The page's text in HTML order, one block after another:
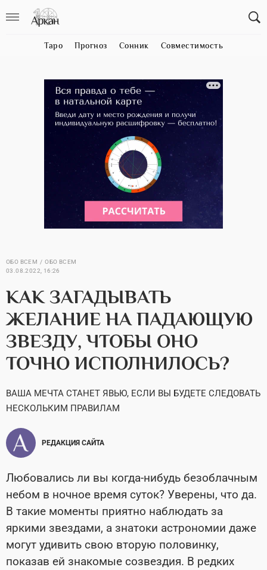
Таро Прогноз Сонник Совместимость
ОБО ВСЕМ
ОБО ВСЕМ
03.08.2022, 16:26
КАК ЗАГАДЫВАТЬ
ЖЕЛАНИЕ НА ПАДАЮЩУЮ
ЗВЕЗДУ, ЧТОБЫ ОНО
ТОЧНО ИСПОЛНИЛОСЬ?
ВАША МЕЧТА СТАНЕТ ЯВЬЮ, ЕСЛИ ВЫ БУДЕТЕ СЛЕДОВАТЬ
НЕСКОЛЬКИМ ПРАВИЛАМ
РЕДАКЦИЯ САЙТА
Любовались ли вы когда-нибудь безоблачным
небом в ночное время суток? Уверены, что да.
В такие моменты приятно наблюдать за
яркими звездами, а знатоки астрономии даже
могут удивить свою вторую половинку,
показав ей знакомые созвездия. В редких